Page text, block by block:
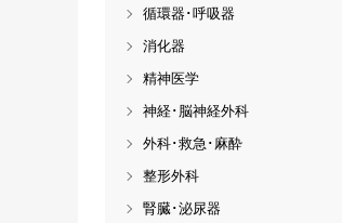
循環器･呼吸器
消化器
精神医学
神経･脳神経外科
外科･救急･麻酔
整形外科
腎臓･泌尿器